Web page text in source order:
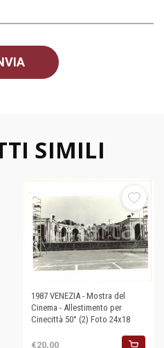
SIMILI
1987 VENEZIA - Mostra del
Cinema - Allestimento per
Cinecittà 50° (2) Foto 24x18
€20,00